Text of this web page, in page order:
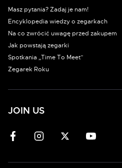
Masz pytania? Zadaj je nam!
Encyklopedia wiedzy o zegarkach
Na co zwrócić uwagę przed zakupem
Jak powstają zegarki
Spotkania „Time To Meet”
Zegarek Roku
JOIN US